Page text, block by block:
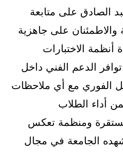
الصادق على متابعة
والاطمئنان على جاهزية
أنظمة الاختبارات
توافر الدعم الفني داخل
الفوري مع أي ملاحظات
أداء الطلاب
مستقرة ومنظمة تعكس
الجامعة في مجال